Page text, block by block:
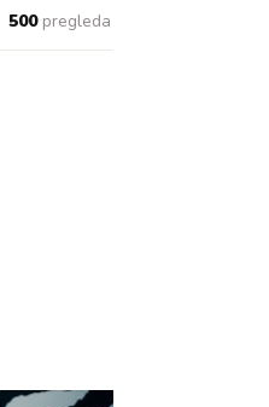
500pregleda